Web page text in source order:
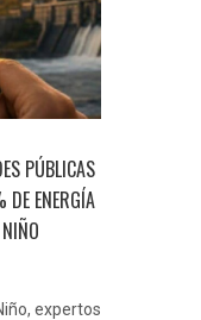
that not
dollars
just
PÚBLICAS
ENERGÍA
expertos